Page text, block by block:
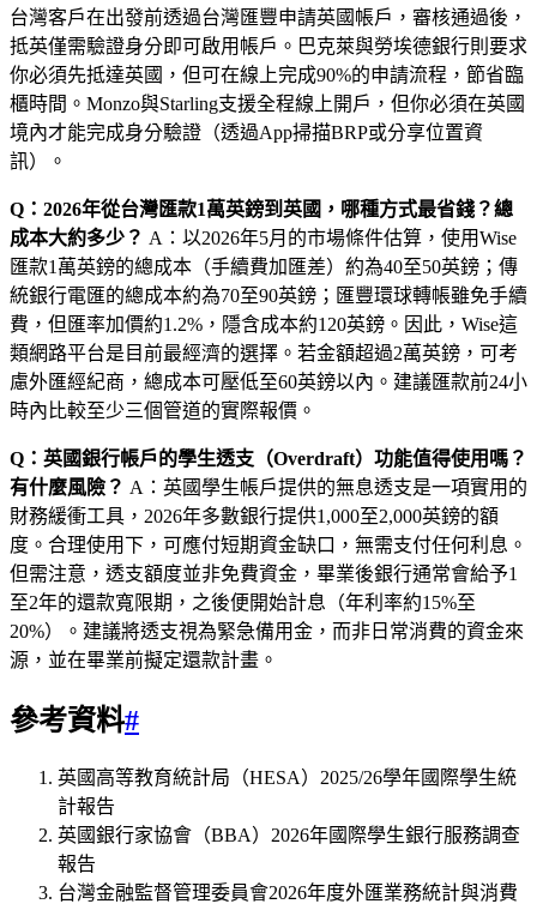
台灣客戶在出發前透過台灣匯豐申請英國帳戶，審核通過後，
抵英僅需驗證身分即可啟用帳戶。巴克萊與勞埃德銀行則要求
你必須先抵達英國，但可在線上完成90%的申請流程，節省臨
櫃時間。Monzo與Starling支援全程線上開戶，但你必須在英國
境內才能完成身分驗證（透過App掃描BRP或分享位置資
訊）。
Q：2026年從台灣匯款1萬英鎊到英國，哪種方式最省錢？總
成本大約多少？ A：以2026年5月的市場條件估算，使用Wise
匯款1萬英鎊的總成本（手續費加匯差）約為40至50英鎊；傳
統銀行電匯的總成本約為70至90英鎊；匯豐環球轉帳雖免手續
費，但匯率加價約1.2%，隱含成本約120英鎊。因此，Wise這
類網路平台是目前最經濟的選擇。若金額超過2萬英鎊，可考
慮外匯經紀商，總成本可壓低至60英鎊以內。建議匯款前24小
時內比較至少三個管道的實際報價。
Q：英國銀行帳戶的學生透支（Overdraft）功能值得使用嗎？
有什麼風險？ A：英國學生帳戶提供的無息透支是一項實用的
財務緩衝工具，2026年多數銀行提供1,000至2,000英鎊的額
度。合理使用下，可應付短期資金缺口，無需支付任何利息。
但需注意，透支額度並非免費資金，畢業後銀行通常會給予1
至2年的還款寬限期，之後便開始計息（年利率約15%至
20%）。建議將透支視為緊急備用金，而非日常消費的資金來
源，並在畢業前擬定還款計畫。
參考資料#
英國高等教育統計局（HESA）2025/26學年國際學生統
計報告
英國銀行家協會（BBA）2026年國際學生銀行服務調查
報告
台灣金融監督管理委員會2026年度外匯業務統計與消費